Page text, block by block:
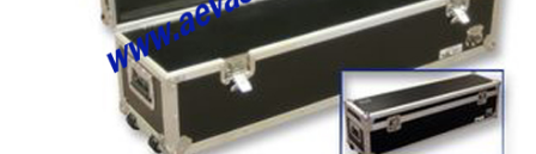
Accessoires Enceintes
Accessoires Micro, Pieds De Régie
Cellule (s)